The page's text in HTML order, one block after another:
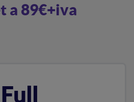
a 89€+iva
Full